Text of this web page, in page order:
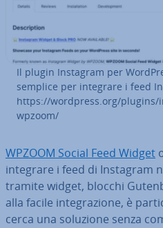
Il plugin Instagram per
semplice per integrare i feed
https://wordpress.org/plugins/
wpzoom/
WPZOOM Social Feed Widget
integrare i feed di Instagram
tramite widget, blocchi
alla facile in­te­gra­zio­ne, è
cerca una soluzione senza